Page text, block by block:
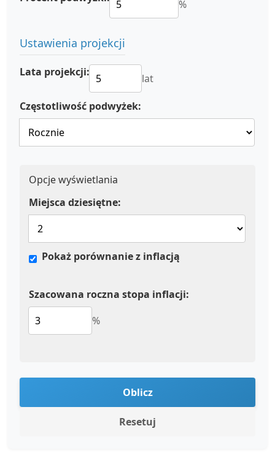
%
Ustawienia projekcji
Lata projekcji: lat
Częstotliwość podwyżek:
Opcje wyświetlania
Miejsca dziesiętne:
Pokaż porównanie z inflacją
Szacowana roczna stopa inflacji:
%
Oblicz
Resetuj